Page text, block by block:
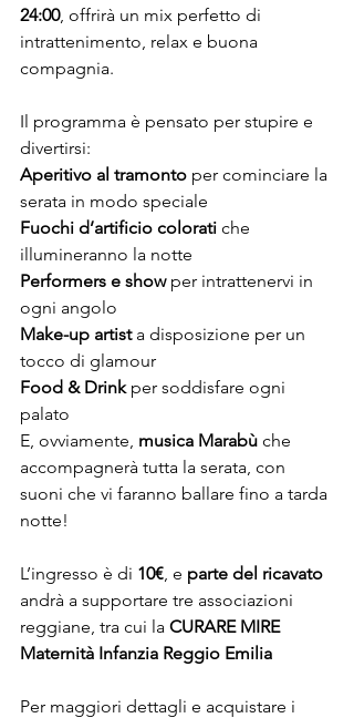
24:00, offrirà un mix perfetto di
intrattenimento, relax e buona
compagnia.
Il programma è pensato per stupire e
divertirsi:
Aperitivo al tramonto per cominciare la
serata in modo speciale
Fuochi d’artificio colorati che
illumineranno la notte
Performers e show per intrattenervi in
ogni angolo
Make-up artist a disposizione per un
tocco di glamour
Food & Drink per soddisfare ogni
palato
E, ovviamente, musica Marabù che
accompagnerà tutta la serata, con
suoni che vi faranno ballare fino a tarda
notte!
L’ingresso è di 10€, e parte del ricavato
andrà a supportare tre associazioni
reggiane, tra cui la CURARE MIRE
Maternità Infanzia Reggio Emilia
Per maggiori dettagli e acquistare i